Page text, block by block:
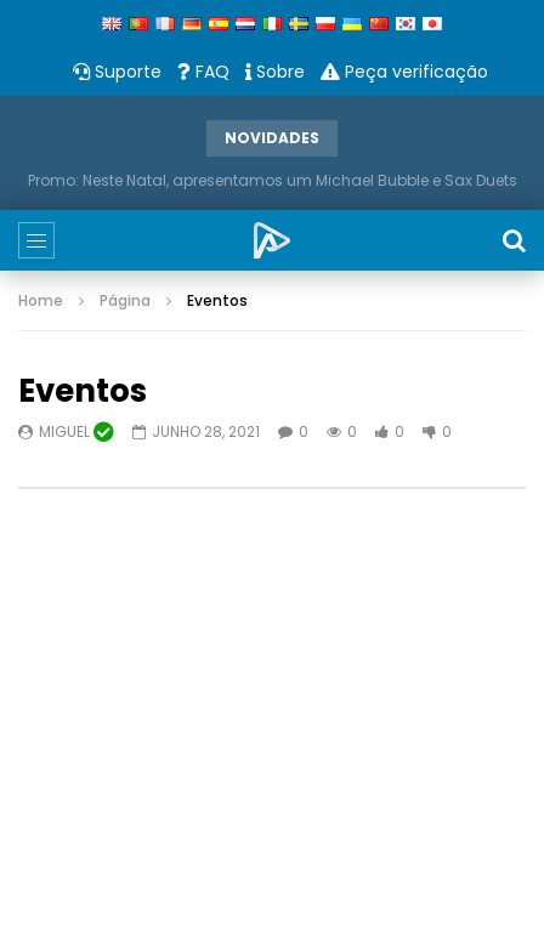
Suporte FAQ Sobre Peça verificação
NOVIDADES
Promo: Neste Natal, apresentamos um Michael Bubble e Sax Duets
Home Página Eventos
Eventos
MIGUEL JUNHO 28, 2021 0 0 0 0